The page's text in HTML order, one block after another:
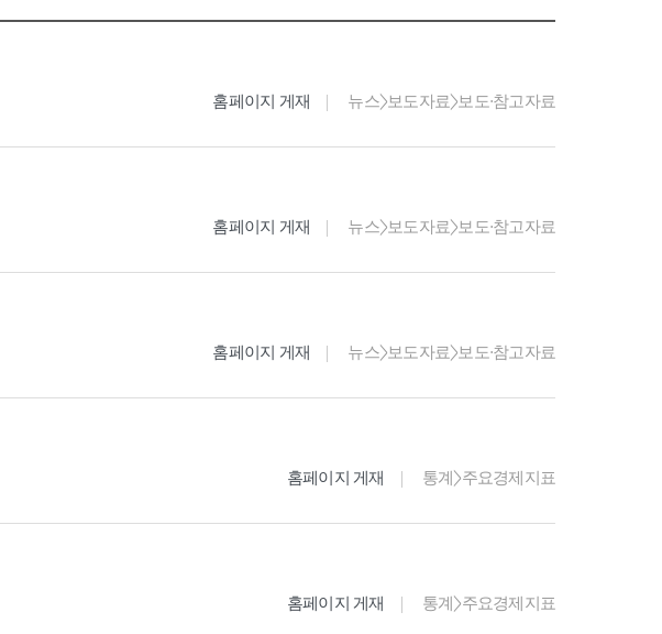
홈페이지 게재 뉴스>보도자료>보도·참고자료
홈페이지 게재 뉴스>보도자료>보도·참고자료
홈페이지 게재 뉴스>보도자료>보도·참고자료
홈페이지 게재 통계>주요경제지표
홈페이지 게재 통계>주요경제지표